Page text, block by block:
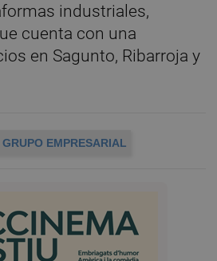
industriales,
cuenta con una
en Sagunto, Ribarroja y
GRUPO EMPRESARIAL